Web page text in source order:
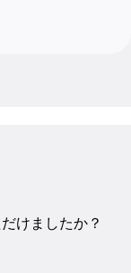
けましたか？